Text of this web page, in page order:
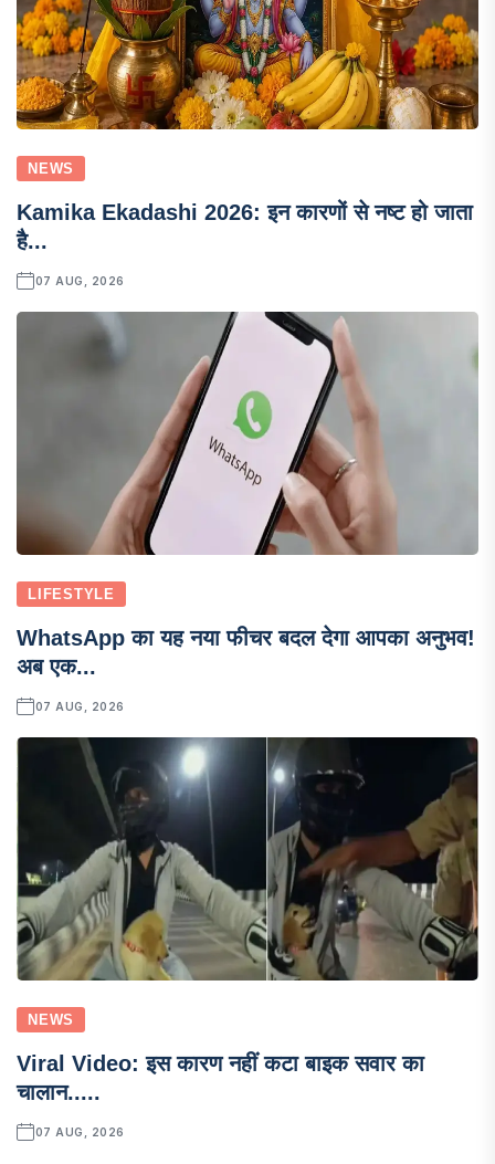
NEWS
Kamika Ekadashi 2026: इन कारणों से नष्ट हो जाता
है...
07 AUG, 2026
LIFESTYLE
WhatsApp का यह नया फीचर बदल देगा आपका अनुभव!
अब एक...
07 AUG, 2026
NEWS
Viral Video: इस कारण नहीं कटा बाइक सवार का
चालान.....
07 AUG, 2026